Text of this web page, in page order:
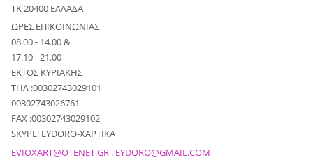
ΤΚ 20400 ΕΛΛΑΔΑ
ΩΡΕΣ ΕΠΙΚΟΙΝΩΝΙΑΣ
08.00 - 14.00 &
17.10 - 21.00
ΕΚΤΟΣ ΚΥΡΙΑΚΗΣ
ΤΗΛ :00302743029101
00302743026761
FAX :00302743029102
SKYPE: EYDORO-XAPTIKA
EVIOXART@OTENET.GR . EYDORO@GMAIL.COM